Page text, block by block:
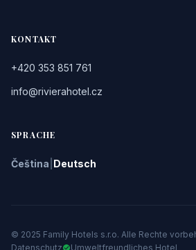
KONTAKT
+420 353 851 761
info@rivierahotel.cz
SPRACHE
Čeština Deutsch
© 2025 Family Hotels s.r.o. Alle Rechte
Datenschutz
Umweltfreundliches Hotel